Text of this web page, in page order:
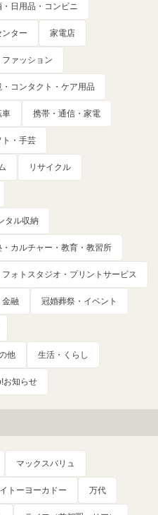
日用品・コンビニ
ター 家電店
ファッション
・コンタクト・ケア用品
車 携帯・通信・家電
ト・手芸
リサイクル
タル収納
・カルチャー・教育・教習所
フォトスタジオ・プリントサービス
融 冠婚葬祭・イベント
他 生活・くらし
お知らせ
マックスバリュ
イトーヨーカドー 万代